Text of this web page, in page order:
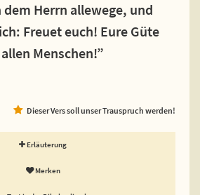
dem Herrn allewege, und
Freuet euch! Eure Güte
Menschen!”
Dieser Vers soll unser Trauspruch werden!
Erläuterung
Merken